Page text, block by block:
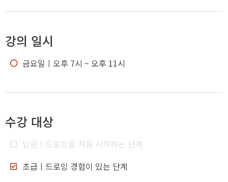
강의 일시
금요일 ㅣ오후 7시 ~ 오후 11시
수강 대상
입문 ㅣ드로잉을 처음 시작하는 단계
초급 ㅣ드로잉 경험이 있는 단계